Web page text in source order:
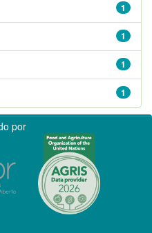
1
1
1
1
por